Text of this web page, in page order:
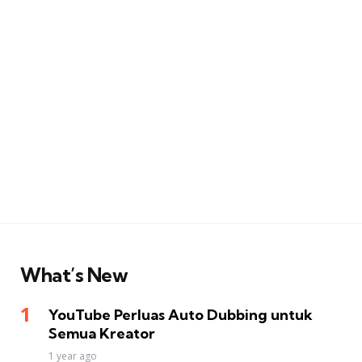
What’s New
YouTube Perluas Auto Dubbing untuk
Semua Kreator
1 year ago